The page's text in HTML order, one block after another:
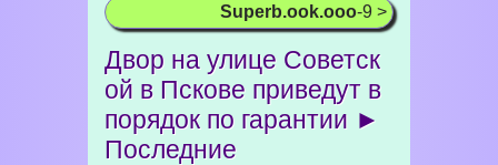
Superb.ook.ooo-9 >
Двор на улице Советск
ой в Пскове приведут в
порядок по гарантии ►
Последние